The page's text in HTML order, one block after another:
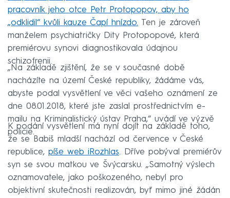
pracovník jeho otce Petr Protopopov, aby ho
„odklidil“ kvůli kauze Čapí hnízdo. Ten je zároveň
manželem psychiatričky Dity Protopopové, která
premiérovu synovi diagnostikovala údajnou
schizofrenii.
„Na základě zjištění, že se v současné době
nacházíte na území České republiky, žádáme vás,
abyste podal vysvětlení ve věci vašeho oznámení ze
dne 08.01.2018, které jste zaslal prostřednictvím e-
mailu na Kriminalistický ústav Praha,“ uvádí ve výzvě
policie.
K podání vysvětlení má nyní dojít na základě toho,
že se Babiš mladší nachází od července v České
republice, píše web iRozhlas. Dříve pobýval premiérův
syn se svou matkou ve Švýcarsku. „Samotný výslech
oznamovatele, jako poškozeného, nebyl pro
objektivní skutečnosti realizován, byť mimo jiné žádán